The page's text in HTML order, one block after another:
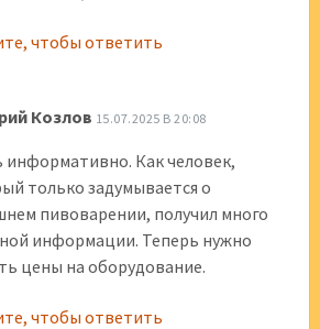
чтобы ответить
Козлов 15.07.2025 В 20:08
информативно. Как человек,
только задумывается о
пивоварении, получил много
информации. Теперь нужно
цены на оборудование.
чтобы ответить